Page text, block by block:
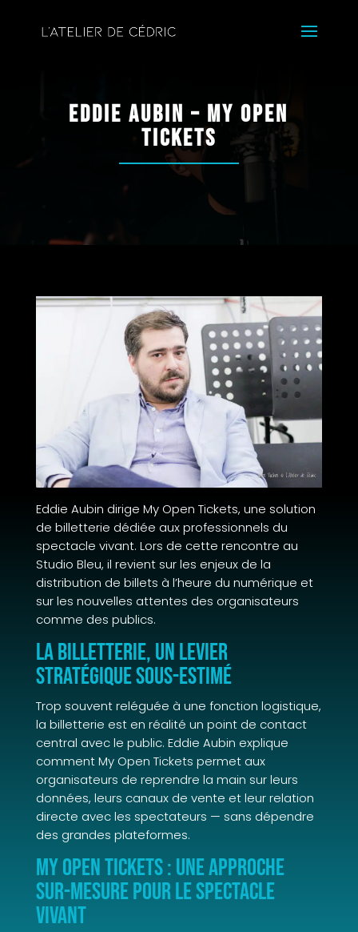
Eddie Aubin – My Open
Tickets
Eddie Aubin dirige My Open Tickets, une solution
de billetterie dédiée aux professionnels du
spectacle vivant. Lors de cette rencontre au
Studio Bleu, il revient sur les enjeux de la
distribution de billets à l’heure du numérique et
sur les nouvelles attentes des organisateurs
comme des publics.
La billetterie, un levier
stratégique sous-estimé
Trop souvent reléguée à une fonction logistique,
la billetterie est en réalité un point de contact
central avec le public. Eddie Aubin explique
comment My Open Tickets permet aux
organisateurs de reprendre la main sur leurs
données, leurs canaux de vente et leur relation
directe avec les spectateurs — sans dépendre
des grandes plateformes.
My Open Tickets : une approche
sur-mesure pour le spectacle
vivant